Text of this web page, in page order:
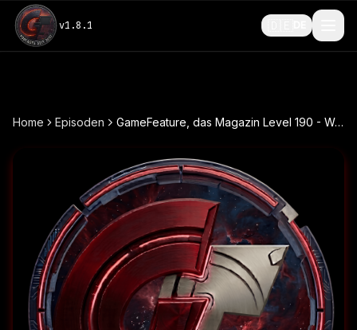
v1.8.1
Home Episoden GameFeature, das Magazin Level 190 - Was wird gespielt?